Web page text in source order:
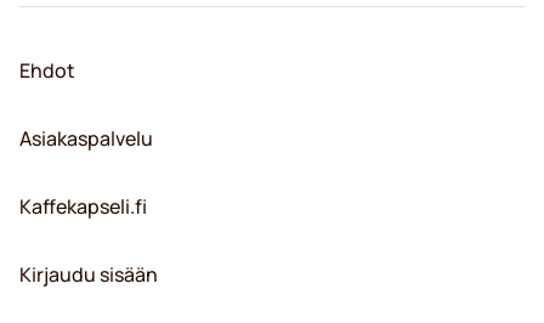
Ehdot
Asiakaspalvelu
Kaffekapseli.fi
Kirjaudu sisään